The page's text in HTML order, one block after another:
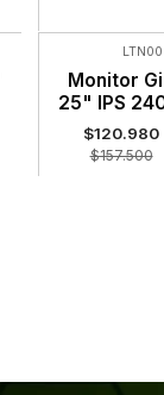
-23%
OFF
Monitor
25" IPS
$120.980
$157.500